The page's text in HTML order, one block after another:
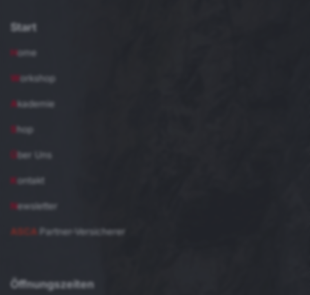
Start
Home
Workshop
Akademie
hop
ber Uns
K ontakt
Newsletter
ASCA Partner-Versicherer
Öffnungszeiten